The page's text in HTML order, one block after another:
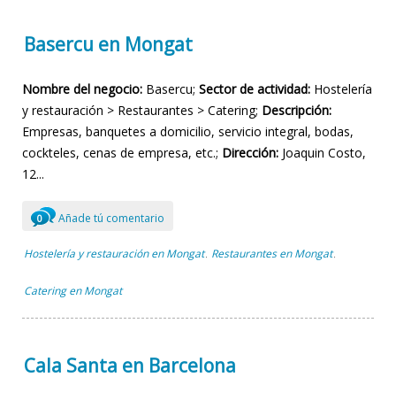
Basercu en Mongat
Nombre del negocio: Basercu; Sector de actividad: Hostelería
y restauración > Restaurantes > Catering; Descripción:
Empresas, banquetes a domicilio, servicio integral, bodas,
cockteles, cenas de empresa, etc.; Dirección: Joaquin Costo,
12...
0 Añade tú comentario
Hostelería y restauración en Mongat , Restaurantes en Mongat ,
Catering en Mongat
Cala Santa en Barcelona